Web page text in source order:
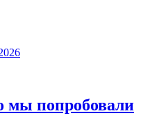
мы попробовали